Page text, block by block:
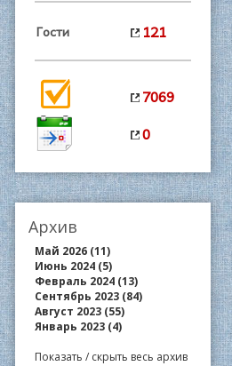
Гости 121
7069
0
Архив
Май 2026 (11)
Июнь 2024 (5)
Февраль 2024 (13)
Сентябрь 2023 (84)
Август 2023 (55)
Январь 2023 (4)
Показать / скрыть весь архив